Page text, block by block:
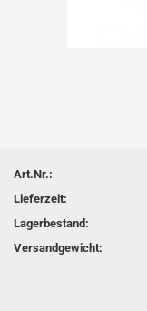
Art.Nr.:
Lieferzeit:
Lagerbestand:
Versandgewicht: